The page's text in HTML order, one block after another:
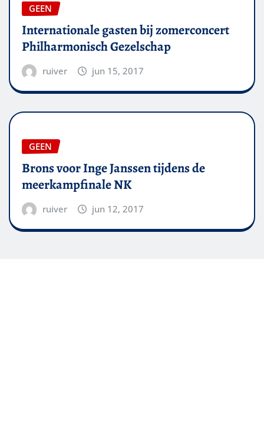
GEEN
Internationale gasten bij zomerconcert
Philharmonisch Gezelschap
ruiver jun 15, 2017
GEEN
Brons voor Inge Janssen tijdens de
meerkampfinale NK
ruiver jun 12, 2017